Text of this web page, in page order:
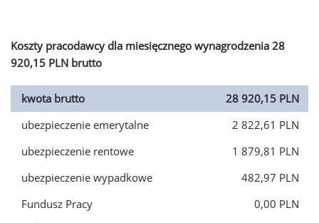
Koszty pracodawcy dla miesięcznego wynagrodzenia 28
920,15 PLN brutto
kwota brutto
28 920,15 PLN
ubezpieczenie emerytalne
2 822,61 PLN
ubezpieczenie rentowe
1 879,81 PLN
ubezpieczenie wypadkowe
482,97 PLN
Fundusz Pracy
0,00 PLN